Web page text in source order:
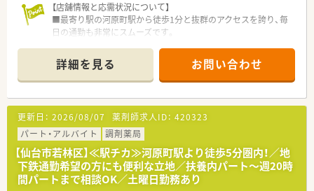
【店舗情報と応需状況について】
■最寄り駅の河原町駅から徒歩1分と抜群のアクセスを誇り、毎
日の通勤も非常にスムーズです。
り、処方箋は1日約100枚応需します。
■常勤と非常勤の薬剤師に加えベテラン事務も在籍し、全員で連
携しながら業務を行っています。
【募集背景と求める人物像について】
■業務のさらなる円滑化を目指し、欠員に伴う新たな正社員の勤
務薬剤師を募集いたします。
■周囲のスタッフと気持ちよく協力しながら、明るくコミュニケ
ーションを取れる方を歓迎します。
■これまでの知識や経験を生かして、周囲と調和しながら意欲的
に働きたい方に最適です。
詳細を見る お問い合わせ
更新日： 2026/08/07 薬剤師求人ID： 420323
パート・アルバイト
調剤薬局
【仙台市若林区】≪駅チカ≫河原町駅より徒歩5分圏内！／地
下鉄通勤希望の方にも便利な立地／扶養内パート～週20時
間パートまで相談OK／土曜日勤務あり